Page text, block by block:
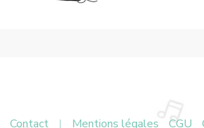
Contact | Mentions légales CGU